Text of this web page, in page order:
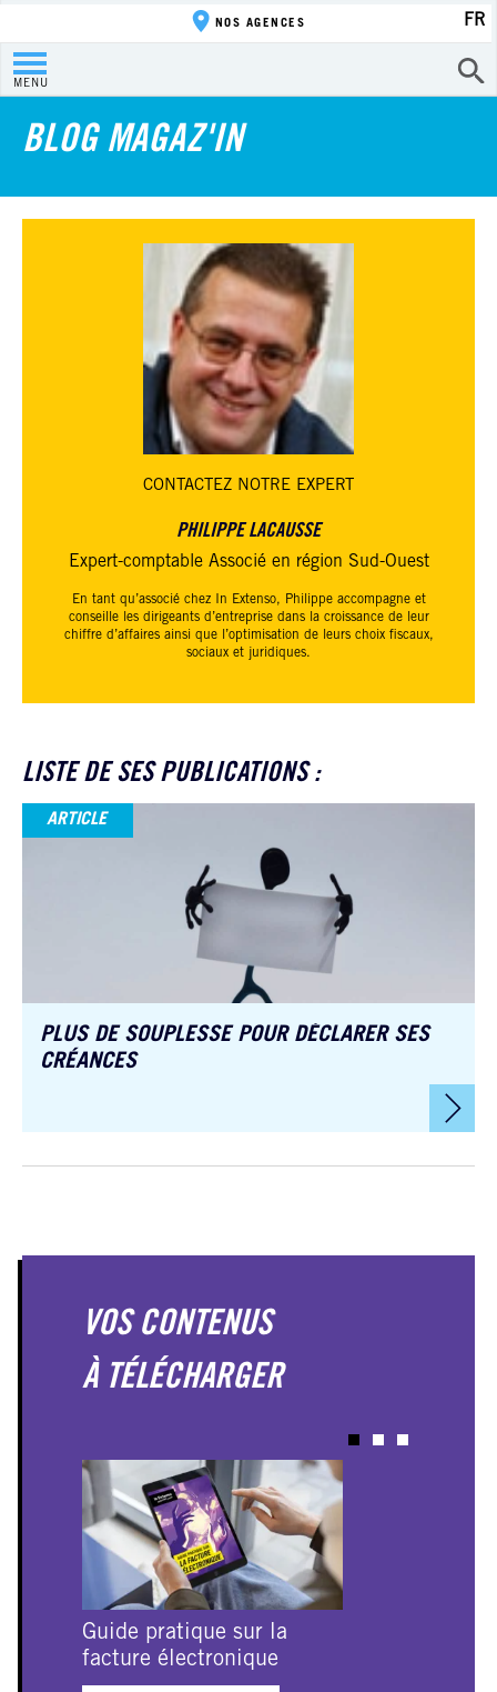
MENU
NOS AGENCES FR
BLOG MAGAZ'IN
CONTACTEZ NOTRE EXPERT
PHILIPPE LACAUSSE
Expert-comptable Associé en région Sud-Ouest
En tant qu’associé chez In Extenso, Philippe accompagne et
conseille les dirigeants d’entreprise dans la croissance de leur
chiffre d’affaires ainsi que l’optimisation de leurs choix fiscaux,
sociaux et juridiques.
LISTE DE SES PUBLICATIONS :
ARTICLE
PLUS DE SOUPLESSE POUR DÉCLARER SES
CRÉANCES
VOS CONTENUS
À TÉLÉCHARGER
Guide pratique sur la
facture électronique